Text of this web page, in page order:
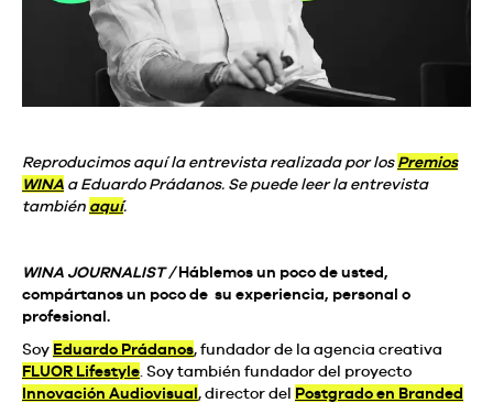
Reproducimos aquí la entrevista realizada por losPremios
WINA a Eduardo Prádanos. Se puede leer la entrevista
también aquí.
WINA JOURNALIST / Háblemos un poco de usted,
compártanos un poco de su experiencia, personal o
profesional.
Soy Eduardo Prádanos, fundador de la agencia creativa
FLUOR Lifestyle . Soy también fundador del proyecto
Innovación Audiovisual, director del Postgrado en Branded